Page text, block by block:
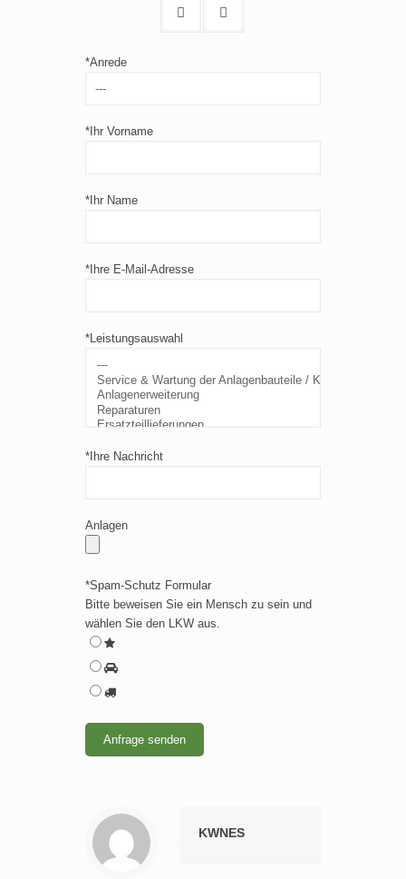
*Anrede
*Ihr Vorname
*Ihr Name
*Ihre E-Mail-Adresse
*Leistungsauswahl
*Ihre Nachricht
Anlagen
*Spam-Schutz Formular
Bitte beweisen Sie ein Mensch zu sein und
wählen Sie den LKW aus.
KWNES